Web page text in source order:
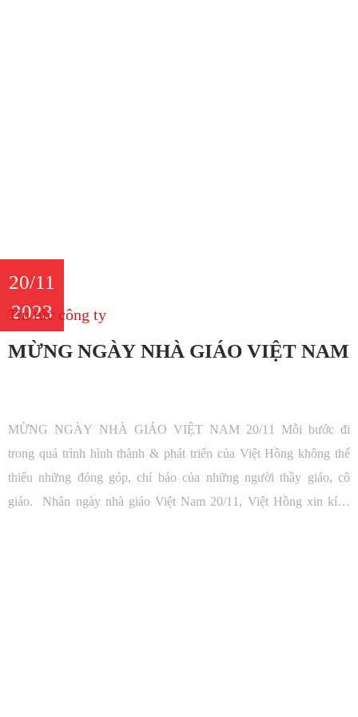
20/11
2023
Tin tức công ty
MỪNG NGÀY NHÀ GIÁO VIỆT NAM
MỪNG NGÀY NHÀ GIÁO VIỆT NAM 20/11 Mỗi bước đi
trong quá trình hình thành & phát triển của Việt Hồng không thể
thiếu những đóng góp, chỉ bảo của những người thầy giáo, cô
giáo. Nhân ngày nhà giáo Việt Nam 20/11, Việt Hồng xin kính